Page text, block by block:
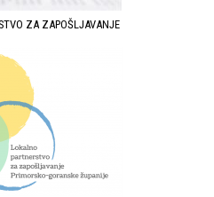
ZA ZAPOŠLJAVANJE